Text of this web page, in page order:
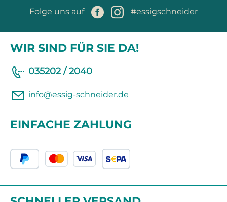
Folge uns auf #essigschneider
WIR SIND FÜR SIE DA!
035202 / 2040
info@essig-schneider.de
EINFACHE ZAHLUNG